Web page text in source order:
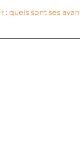
: quels sont ses